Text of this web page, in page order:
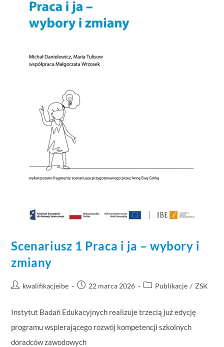
Scenariusz 1 Praca i ja – wybory i
zmiany
kwalifikacjeibe 22 marca 2026 Publikacje / ZSK
Instytut Badań Edukacyjnych realizuje trzecią już edycję
programu wspierającego rozwój kompetencji szkolnych
doradców zawodowych